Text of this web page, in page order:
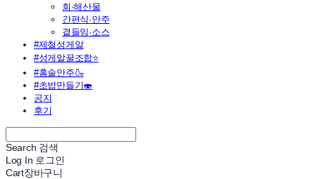
회·해산물
간편식·안주
곁들임·소스
#제철성게알
#성게알꿀조합⭐
#홈술안주🍶
#초밥만들기🍣
공지
후기
Search 검색
Log In 로그인
Cart장바구니